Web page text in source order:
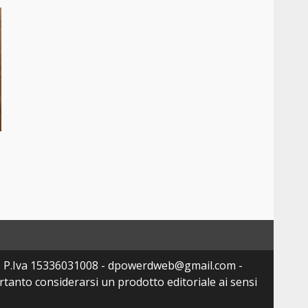
15336031008 - dpowerdweb@gmail.com -
considerarsi un prodotto editoriale ai sensi